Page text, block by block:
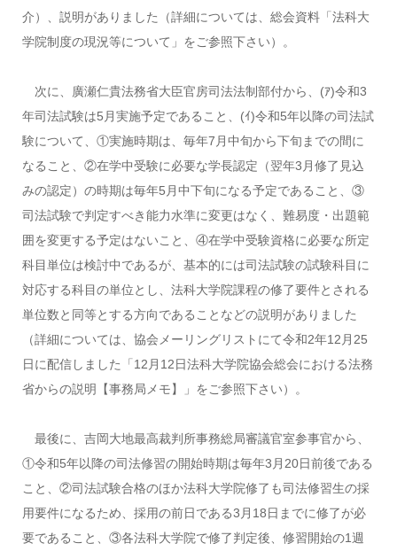
介）、説明がありました（詳細については、総会資料「法科大
学院制度の現況等について」をご参照下さい）。
次に、廣瀬仁貴法務省大臣官房司法法制部付から、(ｱ)令和3
年司法試験は5月実施予定であること、(ｲ)令和5年以降の司法試
験について、①実施時期は、毎年7月中旬から下旬までの間に
なること、②在学中受験に必要な学長認定（翌年3月修了見込
みの認定）の時期は毎年5月中下旬になる予定であること、③
司法試験で判定すべき能力水準に変更はなく、難易度・出題範
囲を変更する予定はないこと、④在学中受験資格に必要な所定
科目単位は検討中であるが、基本的には司法試験の試験科目に
対応する科目の単位とし、法科大学院課程の修了要件とされる
単位数と同等とする方向であることなどの説明がありました
（詳細については、協会メーリングリストにて令和2年12月25
日に配信しました「12月12日法科大学院協会総会における法務
省からの説明【事務局メモ】」をご参照下さい）。
最後に、吉岡大地最高裁判所事務総局審議官室参事官から、
①令和5年以降の司法修習の開始時期は毎年3月20日前後である
こと、②司法試験合格のほか法科大学院修了も司法修習生の採
用要件になるため、採用の前日である3月18日までに修了が必
要であること、③各法科大学院で修了判定後、修習開始の1週